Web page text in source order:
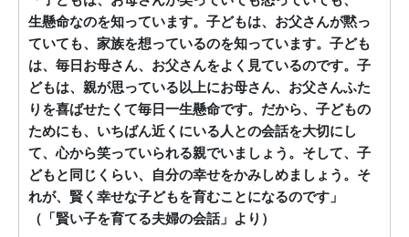
生懸命なのを知っています。子どもは、お父さんが黙っ
ていても、家族を想っているのを知っています。子ども
は、毎日お母さん、お父さんをよく見ているのです。子
どもは、親が思っている以上にお母さん、お父さんふた
りを喜ばせたくて毎日一生懸命です。だから、子どもの
ためにも、いちばん近くにいる人との会話を大切にし
て、心から笑っていられる親でいましょう。そして、子
どもと同じくらい、自分の幸せをかみしめましょう。そ
れが、賢く幸せな子どもを育むことになるのです」
（「賢い子を育てる夫婦の会話」より）